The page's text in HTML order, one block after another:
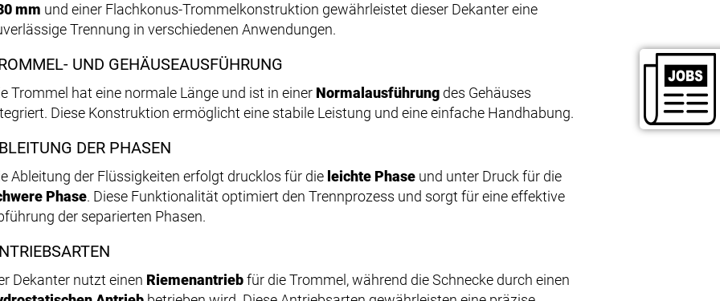
mm und einer Flachkonus-Trommelkonstruktion gewährleistet dieser Dekanter eine
Trennung in verschiedenen Anwendungen.
UND GEHÄUSEAUSFÜHRUNG
Trommel hat eine normale Länge und ist in einer Normalausführung des Gehäuses
Diese Konstruktion ermöglicht eine stabile Leistung und eine einfache Handhabung.
DER PHASEN
Ableitung der Flüssigkeiten erfolgt drucklos für die leichte Phase und unter Druck für die
Phase. Diese Funktionalität optimiert den Trennprozess und sorgt für eine effektive
der separierten Phasen.
Dekanter nutzt einen Riemenantriebfür die Trommel, während die Schnecke durch einen